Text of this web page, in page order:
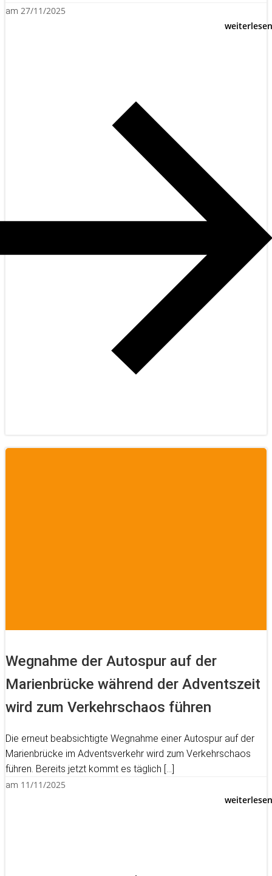
am 27/11/2025
weiterlesen
Wegnahme der Autospur auf der
Marienbrücke während der Adventszeit
wird zum Verkehrschaos führen
Die erneut beabsichtigte Wegnahme einer Autospur auf der
Marienbrücke im Adventsverkehr wird zum Verkehrschaos
führen. Bereits jetzt kommt es täglich […]
am 11/11/2025
weiterlesen